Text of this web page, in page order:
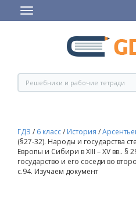
ГДЗ / 6 класс/ История /
(§27-32). Народы и государства
Европы и Сибири в XIII – XV вв.. §
государство и его соседи во
с.94. Изучаем документ